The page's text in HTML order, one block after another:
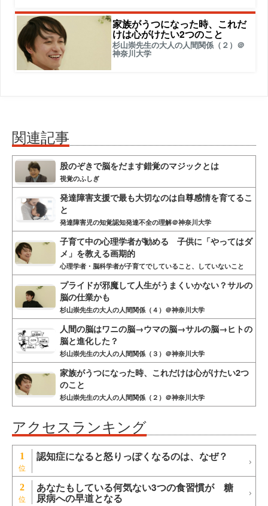
家族がうつになった時、これだ
けは心がけたい2つのこと
杉山崇先生の大人の人間関係（２）＠
神奈川大学
関連記事
股のぞきで脳をだます錯覚のマジックとは
視覚のふしぎ
発達障害支援で最も大切なのは自尊感情を育てるこ
と
発達障害児の知覚認知発達不全の理解＠神奈川大学
子育て中の心理学者が勧める 子供に「やってはダ
メ」を教える画期的
心理学者・脳科学者が子育てでしていること、していないこと
プライドが邪魔して人生がうまくいかない？サルの
脳の仕業かも
杉山崇先生の大人の人間関係（４）＠神奈川大学
人間の脳はワニの脳→ウマの脳→サルの脳→ヒトの
脳と進化した？
杉山崇先生の大人の人間関係（３）＠神奈川大学
家族がうつになった時、これだけは心がけたい2つ
のこと
杉山崇先生の大人の人間関係（２）＠神奈川大学
アクセスランキング
1 認知症になると怒りっぽくなるのは、なぜ？
2 あなたもしている何気ない3つの食習慣が 糖
尿病への早道となる